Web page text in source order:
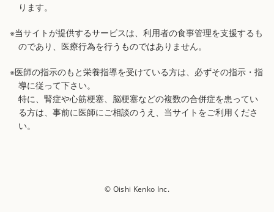
ります。
※当サイトが提供するサービスは、利用者の食事管理を支援するも
のであり、医療行為を行うものではありません。
※医師の指示のもと栄養指導を受けている方は、必ずその指示・指
導に従って下さい。
特に、腎症や心筋梗塞、脳梗塞などの複数の合併症を患ってい
る方は、事前に医師にご相談のうえ、当サイトをご利用くださ
い。
© Oishi Kenko Inc.